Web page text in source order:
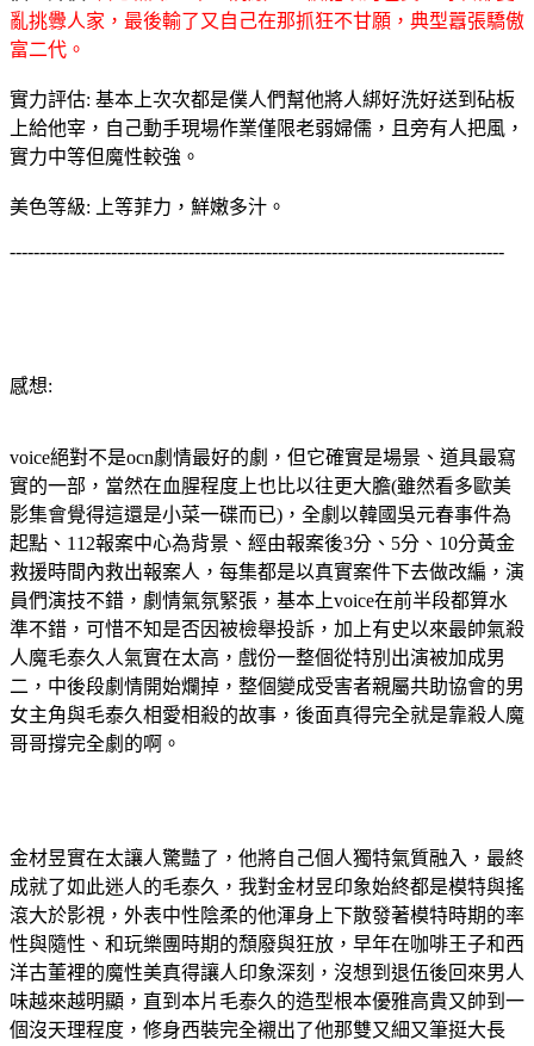
亂挑釁人家，最後輸了又自己在那抓狂不甘願，典型囂張驕傲
富二代。
實力評估: 基本上次次都是僕人們幫他將人綁好洗好送到砧板
上給他宰，自己動手現場作業僅限老弱婦儒，且旁有人把風，
實力中等但魔性較強。
美色等級: 上等菲力，鮮嫩多汁。
-----------------------------------------------------------------------------------
感想:
voice絕對不是ocn劇情最好的劇，但它確實是場景、道具最寫
實的一部，當然在血腥程度上也比以往更大膽(雖然看多歐美
影集會覺得這還是小菜一碟而已)，全劇以韓國吳元春事件為
起點、112報案中心為背景、經由報案後3分、5分、10分黃金
救援時間內救出報案人，每集都是以真實案件下去做改編，演
員們演技不錯，劇情氣氛緊張，基本上voice在前半段都算水
準不錯，可惜不知是否因被檢舉投訴，加上有史以來最帥氣殺
人魔毛泰久人氣實在太高，戲份一整個從特別出演被加成男
二，中後段劇情開始爛掉，整個變成受害者親屬共助協會的男
女主角與毛泰久相愛相殺的故事，後面真得完全就是靠殺人魔
哥哥撐完全劇的啊。
金材昱實在太讓人驚豔了，他將自己個人獨特氣質融入，最終
成就了如此迷人的毛泰久，我對金材昱印象始終都是模特與搖
滾大於影視，外表中性陰柔的他渾身上下散發著模特時期的率
性與隨性、和玩樂團時期的頹廢與狂放，早年在咖啡王子和西
洋古董裡的魔性美真得讓人印象深刻，沒想到退伍後回來男人
味越來越明顯，直到本片毛泰久的造型根本優雅高貴又帥到一
個沒天理程度，修身西裝完全襯出了他那雙又細又筆挺大長